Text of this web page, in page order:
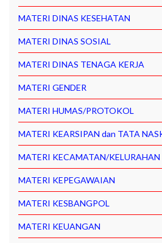
MATERI DINAS KESEHATAN
MATERI DINAS SOSIAL
MATERI DINAS TENAGA KERJA
MATERI GENDER
MATERI HUMAS/PROTOKOL
MATERI KEARSIPAN dan TATA
MATERI KECAMATAN/KELURAHAN
MATERI KEPEGAWAIAN
MATERI KESBANGPOL
MATERI KEUANGAN